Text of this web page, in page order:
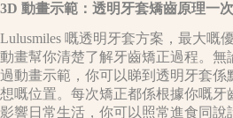
3D 動畫示範：透明牙套矯齒原理一
Lulusmiles 嘅透明牙套方案，最大嘅
動畫幫你清楚了解牙齒矯正過程。無
過動畫示範，你可以睇到透明牙套係
想嘅位置。每次矯正都係根據你嘅牙
影響日常生活，你可以照常進食同